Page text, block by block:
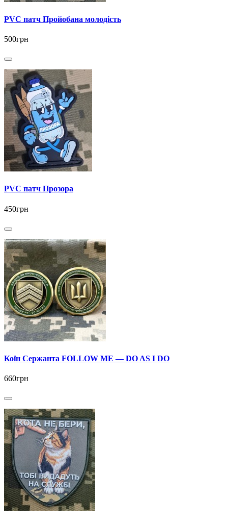
PVC патч Пройобана молодість
500грн
PVC патч Прозора
450грн
Коїн Сержанта FOLLOW ME — DO AS I DO
660грн